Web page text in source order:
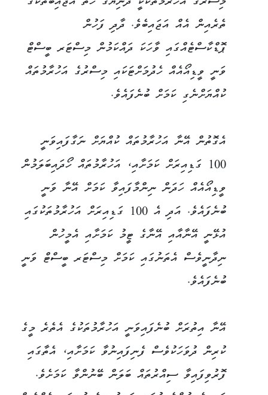
ތެރެއިން އެއް އަޖައިބެވެ. ދާދި ފަހުން
ޕޮޑްކާސްޓެއްގައި ވާހަކަ ދައްކަމުން މިސްޓަރ ބީސްޓް
ވަނީ ވީޑިއޯއެއް ހެދުމަށްޓަކައި މިސްރުގެ އަހުރާމުތައް
ކުއްޔަށްނެގި ކަމަށް ބުނެފައެވެ.
އެގޮތުން އޭނާ އަހުރާމުތައް ކުއްޔަށް ނަގާފައިވަނީ
100 ގަޑިއިރަށް ކަމަށާއި، އަހުރާމުތައް ހޯދައިބަލަމުން
ވީޑިއޯއެއް ހަދަން ނިންމާފައިވާ ކަމަށް އޭނާ ވަނީ
ބުނެފައެވެ. އަދި އެ 100 ގަޑިއިރަށް އަހުރާމުތަކުގައި
އުޅޭނީ އޭނާއާއި އޭނާގެ ޓީމު ކަމަށާއި އެމީހުން
ނިދާނީވެސް އެތަނުގައި ކަމަށް މިސްޓަރ ބީސްޓް ވަނީ
ބުނެފައެވެ.
އޭނާ އިތުރަށް ބުނެފައިވަނީ އަހުރާމުތަކުގެ އެތެރެ މީގެ
ކުރިން ދުވަހަކުވެސް ފެނިފައިނުވާ ކަމަށާއި، އެތާގައި
ފޮރުވިފައިވާ ސިއްރުތައް ބަލަން ބޭނުންވާ ކަމަށެވެ.